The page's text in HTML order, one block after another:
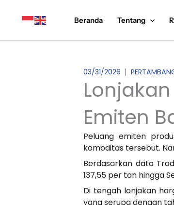
Beranda Tentang
03/31/2026
Emiten
Peluang emiten
komoditas tersebut.
Berdasarkan data
137,55 per ton hingga
Di tengah lonjakan
yang serupa dengan